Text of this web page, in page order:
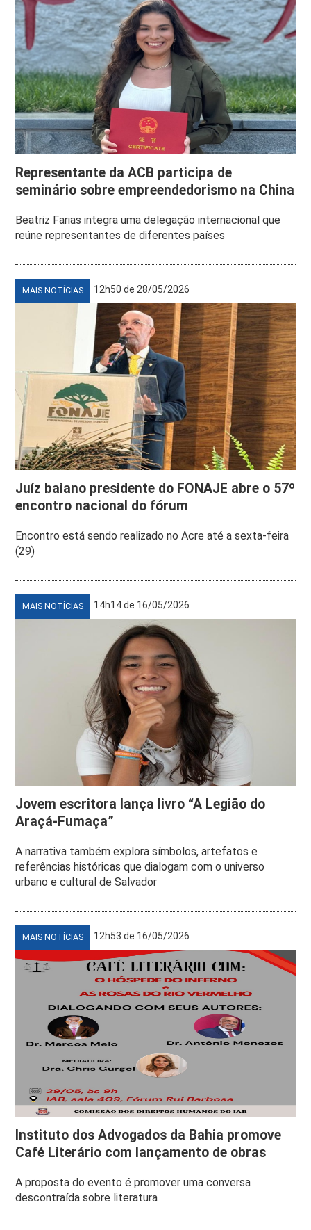
Representante da ACB participa de
seminário sobre empreendedorismo na China
Beatriz Farias integra uma delegação internacional que
reúne representantes de diferentes países
MAIS NOTÍCIAS 12h50 de 28/05/2026
Juíz baiano presidente do FONAJE abre o 57º
encontro nacional do fórum
Encontro está sendo realizado no Acre até a sexta-feira
(29)
MAIS NOTÍCIAS 14h14 de 16/05/2026
Jovem escritora lança livro “A Legião do
Araçá-Fumaça”
A narrativa também explora símbolos, artefatos e
referências históricas que dialogam com o universo
urbano e cultural de Salvador
MAIS NOTÍCIAS 12h53 de 16/05/2026
Instituto dos Advogados da Bahia promove
Café Literário com lançamento de obras
A proposta do evento é promover uma conversa
descontraída sobre literatura